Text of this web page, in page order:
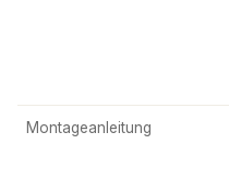
Montageanleitung